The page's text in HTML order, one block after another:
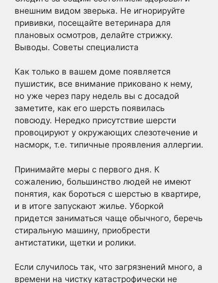
внешним видом зверька. Не игнорируйте
прививки, посещайте ветеринара для
плановых осмотров, делайте стрижку.
Выводы. Советы специалиста
Как только в вашем доме появляется
пушистик, все внимание приковано к нему,
но уже через пару недель вы с досадой
заметите, как его шерсть появилась
повсюду. Нередко присутствие шерсти
провоцируют у окружающих слезотечение и
насморк, т.е. типичные проявления аллергии.
Принимайте меры с первого дня. К
сожалению, большинство людей не имеют
понятия, как бороться с шерстью в квартире,
и в итоге запускают жилье. Уборкой
придется заниматься чаще обычного, беречь
стиральную машину, приобрести
антистатики, щетки и ролики.
Если случилось так, что загрязнений много, а
времени на чистку катастрофически не